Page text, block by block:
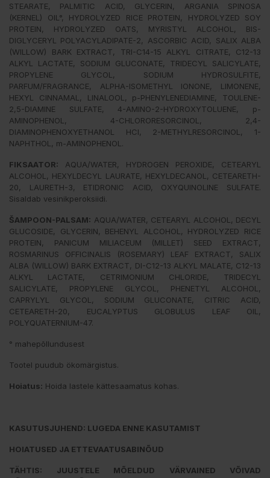
STEARATE, PALMITIC ACID, GLYCERIN, ARGANIA SPINOSA
(KERNEL) OIL°, HYDROLYZED RICE PROTEIN, HYDROLYZED SOY
PROTEIN, HYDROLYZED OATS, MYRISTYL ALCOHOL, BIS-
DIGLYCERYL POLYACYLADIPATE-2, ASCORBIC ACID, SALIX ALBA
(WILLOW) BARK EXTRACT, TRI-C14-15 ALKYL CITRATE, C12-13
ALKYL LACTATE, SODIUM GLUCONATE, TRIDECYL SALICYLATE,
PROPYLENE GLYCOL, SODIUM HYDROSULFITE,
PARFUM/FRAGRANCE, ALPHA-ISOMETHYL IONONE, LIMONENE,
HEXYL CINNAMAL, LINALOOL, p-PHENYLENEDIAMINE, TOULENE-
2,5-DIAMINE SULFATE, 4-AMINO-2-HYDROXYTOLUENE, p-
AMINOPHENOL, 4-CHLORORESORCINOL, 2,4-
DIAMINOPHENOXYETHANOL HCI, 2-METHYLRESORCINOL, 1-
NAPHTHOL, m-AMINOPHENOL.
FIKSAATOR: AQUA/WATER, HYDROGEN PEROXIDE, CETEARYL
ALCOHOL, HEXYLDECYL LAURATE, HEXYLDECANOL, CETEARETH-
20, LAURETH-3, ETIDRONIC ACID, OXYQUINOLINE SULFATE.
Sisaldab vesinikperoksiidi.
ŠAMPOON-PALSAM: AQUA/WATER, CETEARYL ALCOHOL, DECYL
GLUCOSIDE, GLYCERIN, BEHENYL ALCOHOL, HYDROLYZED RICE
PROTEIN, PANICUM MILIACEUM (MILLET) SEED EXTRACT,
ROSMARINUS OFFICINALIS (ROSEMARY) LEAF EXTRACT, SALIX
ALBA (WILLOW) BARK EXTRACT, DI-C12-13 ALKYL MALATE, C12-13
ALKYL LACTATE, CETRIMONIUM CHLORIDE, TRIDECYL
SALICYLATE, PROPYLENE GLYCOL, PHENETYL ALCOHOL,
CAPRYLYL GLYCOL, SODIUM GLUCONATE, CITRIC ACID,
CETEARETH-20, EUCALYPTUS GLOBULUS LEAF OIL,
POLYQUATERNIUM-47.
° mahepõllundusest
Tootel puudub ökomärgistus.
Hoiatus: Hoida lastele kättesaamatus kohas.
KASUTUSJUHEND: LUGEDA ENNE KASUTAMIST
HOIATUSED JA ETTEVAATUSABINÕUD
TÄHTIS: JUUSTELE MÕELDUD VÄRVAINED VÕIVAD